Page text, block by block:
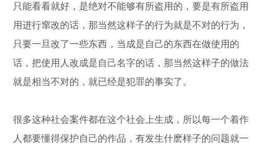
只能看看就好，是绝对不能够有所盗用的，要是有所盗用
用进行窜改的话，那当然这样子的行为就是不对的行为，
只要一旦改了一些东西，当成是自己的东西在做使用的
话，把使用人改成是自己名字的话，那当然这样子的做法
就是相当不对的，就已经是犯罪的事实了。
很多这种社会案件都在这个社会上生成，所以每一个着作
人都要懂得保护自己的作品，有发生什麽样子的问题就一